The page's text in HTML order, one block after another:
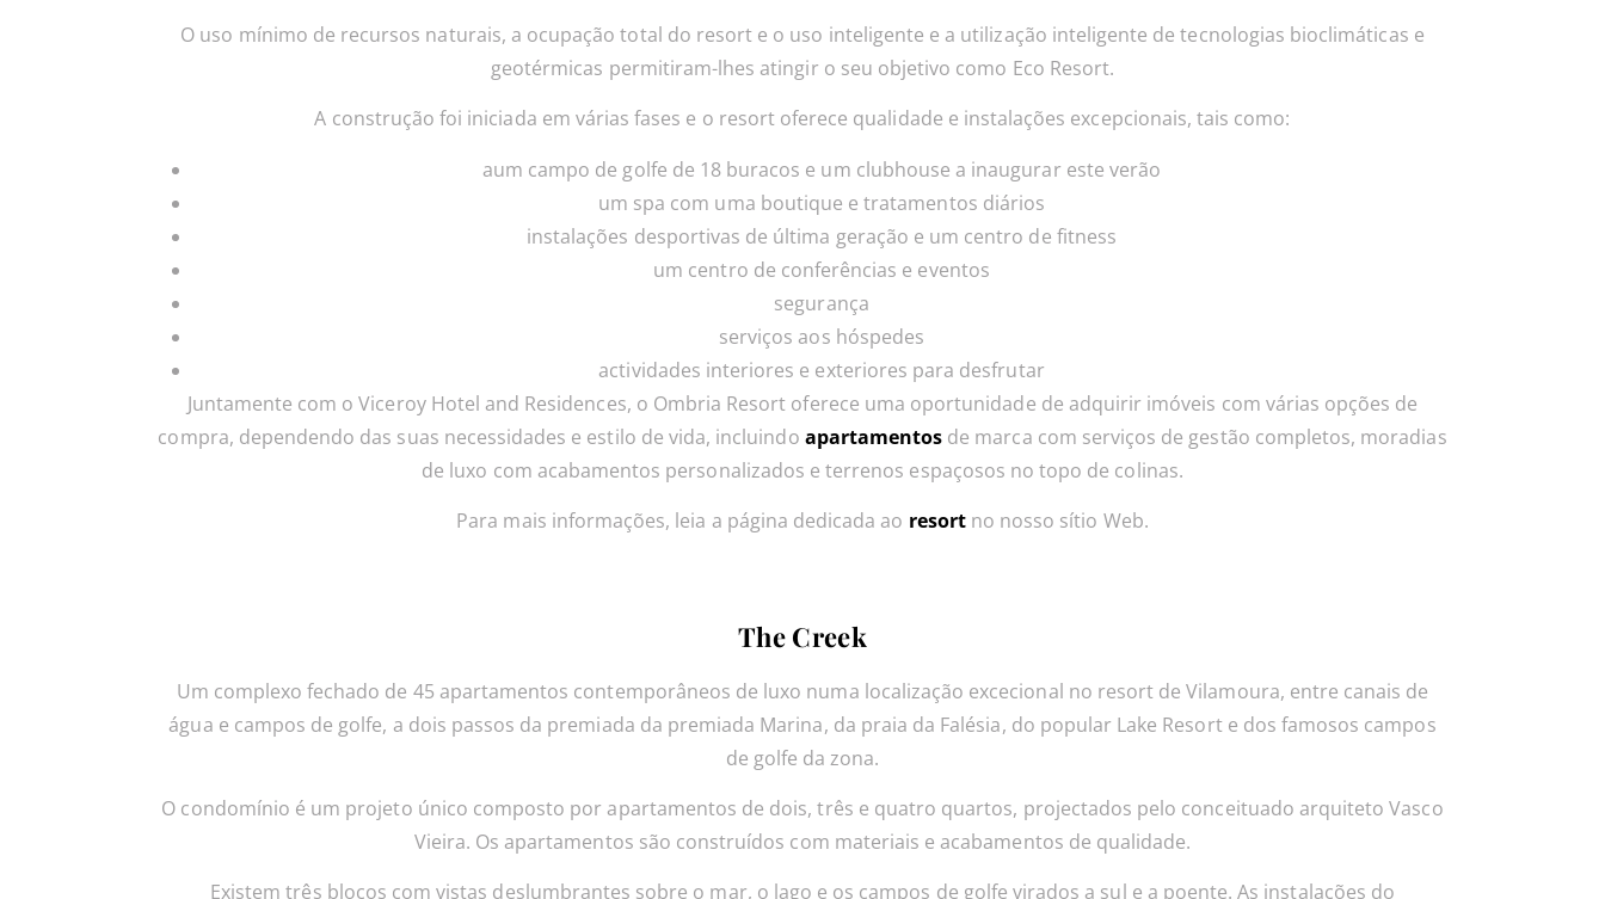
O uso mínimo de recursos naturais, a ocupação total do resort e o uso inteligente e a utilização inteligente de tecnologias bioclimáticas e
geotérmicas permitiram-lhes atingir o seu objetivo como Eco Resort.
A construção foi iniciada em várias fases e o resort oferece qualidade e instalações excepcionais, tais como:
aum campo de golfe de 18 buracos e um clubhouse a inaugurar este verão
um spa com uma boutique e tratamentos diários
instalações desportivas de última geração e um centro de fitness
um centro de conferências e eventos
segurança
serviços aos hóspedes
actividades interiores e exteriores para desfrutar
Juntamente com o Viceroy Hotel and Residences, o Ombria Resort oferece uma oportunidade de adquirir imóveis com várias opções de
compra, dependendo das suas necessidades e estilo de vida, incluindo apartamentos de marca com serviços de gestão completos, moradias
de luxo com acabamentos personalizados e terrenos espaçosos no topo de colinas.
Para mais informações, leia a página dedicada ao resortno nosso sítio Web.
The Creek
Um complexo fechado de 45 apartamentos contemporâneos de luxo numa localização excecional no resort de Vilamoura, entre canais de
água e campos de golfe, a dois passos da premiada da premiada Marina, da praia da Falésia, do popular Lake Resort e dos famosos campos
de golfe da zona.
O condomínio é um projeto único composto por apartamentos de dois, três e quatro quartos, projectados pelo conceituado arquiteto Vasco
Vieira. Os apartamentos são construídos com materiais e acabamentos de qualidade.
Existem três blocos com vistas deslumbrantes sobre o mar, o lago e os campos de golfe virados a sul e a poente. As instalações do